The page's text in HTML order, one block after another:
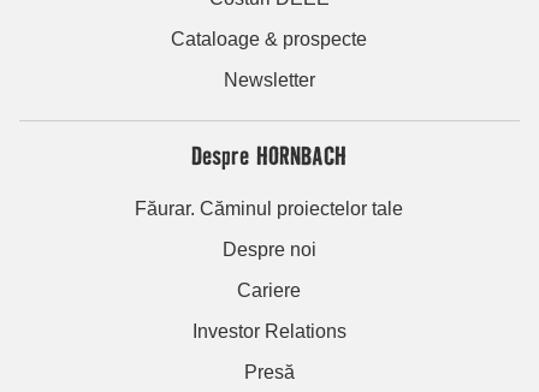
Cataloage & prospecte
Newsletter
Despre HORNBACH
Făurar. Căminul proiectelor tale
Despre noi
Cariere
Investor Relations
Presă